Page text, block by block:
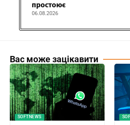
простоює
06.08.2026
Вас може зацікавити
SOFTNEWS